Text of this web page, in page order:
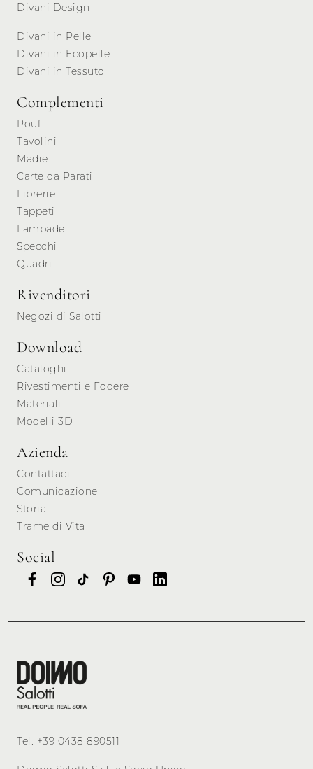
Divani Design
Divani in Pelle
Divani in Ecopelle
Divani in Tessuto
Complementi
Pouf
Tavolini
Madie
Carte da Parati
Librerie
Tappeti
Lampade
Specchi
Quadri
Rivenditori
Negozi di Salotti
Download
Cataloghi
Rivestimenti e Fodere
Materiali
Modelli 3D
Azienda
Contattaci
Comunicazione
Storia
Trame di Vita
Social
Tel. +39 0438 890511